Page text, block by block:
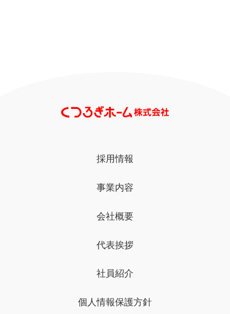
採用情報
事業内容
会社概要
代表挨拶
社員紹介
個人情報保護方針